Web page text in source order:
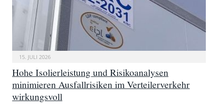
15. JULI 2026
Hohe Isolierleistung und Risikoanalysen
minimieren Ausfallrisiken im Verteilerverkehr
wirkungsvoll